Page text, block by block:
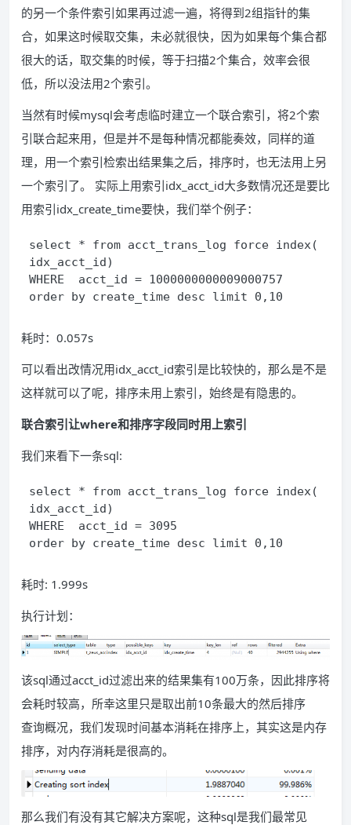
的另一个条件索引如果再过滤一遍，将得到2组指针的集
合，如果这时候取交集，未必就很快，因为如果每个集合都
很大的话，取交集的时候，等于扫描2个集合，效率会很
低，所以没法用2个索引。
当然有时候mysql会考虑临时建立一个联合索引，将2个索
引联合起来用，但是并不是每种情况都能奏效，同样的道
理，用一个索引检索出结果集之后，排序时，也无法用上另
一个索引了。 实际上用索引idx_acct_id大多数情况还是要比
用索引idx_create_time要快，我们举个例子：
select * from acct_trans_log force index(
idx_acct_id)
WHERE  acct_id = 1000000000009000757
order by create_time desc limit 0,10
耗时：0.057s
可以看出改情况用idx_acct_id索引是比较快的，那么是不是
这样就可以了呢，排序未用上索引，始终是有隐患的。
联合索引让where和排序字段同时用上索引
我们来看下一条sql:
select * from acct_trans_log force index(
idx_acct_id)
WHERE  acct_id = 3095
order by create_time desc limit 0,10
耗时: 1.999s
执行计划：
该sql通过acct_id过滤出来的结果集有100万条，因此排序将
会耗时较高，所幸这里只是取出前10条最大的然后排序
查询概况，我们发现时间基本消耗在排序上，其实这是内存
排序，对内存消耗是很高的。
那么我们有没有其它解决方案呢，这种sql是我们最常见